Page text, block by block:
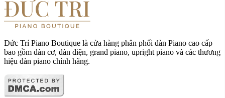
Đức Trí Piano Boutique là cửa hàng phân phối đàn Piano cao cấp
bao gồm đàn cơ, đàn điện, grand piano, upright piano và các thương
hiệu đàn piano chính hãng.